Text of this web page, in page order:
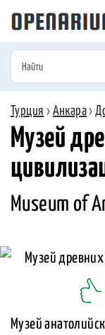
Турция › Анкара›
Музей
Museum of
Музей